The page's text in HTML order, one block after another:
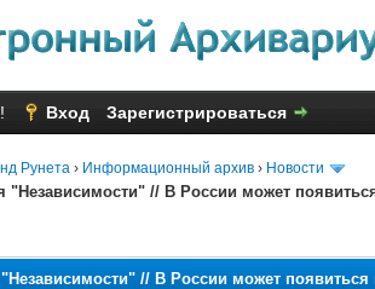
Вход Зарегистрироваться
Рунета › Информационный архив › Новости
"Независимости" // В России может
// В России может